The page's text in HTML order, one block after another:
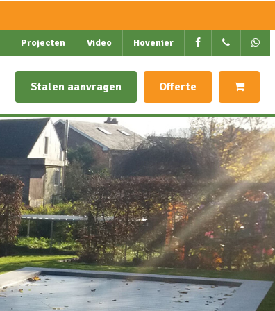
Projecten Video Hovenier
Stalen aanvragen Offerte